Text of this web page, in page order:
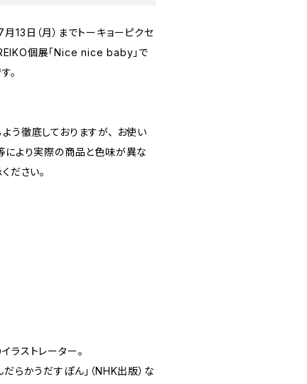
日（月）までトーキョーピクセ
個展「Nice nice baby」で
。
う徹底しておりますが、 お使い
により実際の商品と色味が異な
ださい。
ラストレーター。
らかうだすぽん」（NHK出版）な